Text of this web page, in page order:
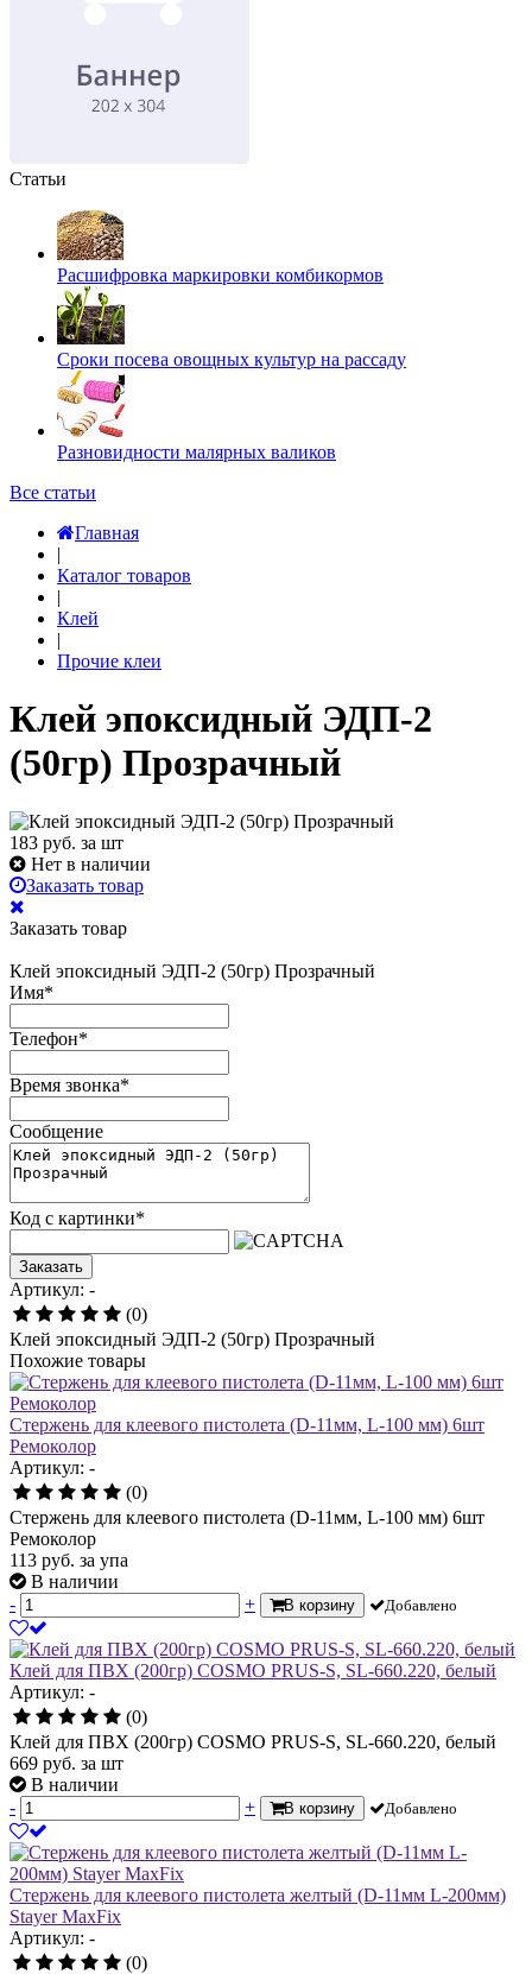
Статьи
Расшифровка маркировки комбикормов
Сроки посева овощных культур на рассаду
Разновидности малярных валиков
Все статьи
Главная
|
Каталог товаров
|
Клей
|
Прочие клеи
Клей эпоксидный ЭДП-2
(50гр) Прозрачный
183 руб. за шт
Нет в наличии
Заказать товар
Заказать товар
Клей эпоксидный ЭДП-2 (50гр) Прозрачный
Имя*
Телефон*
Время звонка*
Сообщение
Код с картинки*
Заказать
Артикул: -
(0)
Клей эпоксидный ЭДП-2 (50гр) Прозрачный
Похожие товары
Стержень для клеевого пистолета (D-11мм, L-100 мм) 6шт
Ремоколор
Артикул: -
(0)
Стержень для клеевого пистолета (D-11мм, L-100 мм) 6шт
Ремоколор
113 руб. за упа
В наличии
-
+ В корзину Добавлено
Клей для ПВХ (200гр) COSMO PRUS-S, SL-660.220, белый
Артикул: -
(0)
Клей для ПВХ (200гр) COSMO PRUS-S, SL-660.220, белый
669 руб. за шт
В наличии
-
+ В корзину Добавлено
Стержень для клеевого пистолета желтый (D-11мм L-200мм)
Stayer MaxFix
Артикул: -
(0)